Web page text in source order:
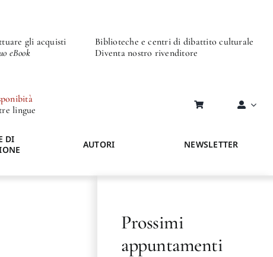
gli acquisti
eBook
Biblioteche e centri di dibattito culturale
Diventa nostro rivenditore
lingue
DI
AUTORI NEWSLETTER
Prossimi
appuntamenti